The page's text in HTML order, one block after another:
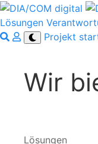
Lösungen
Projekt
Wir
Lösungen